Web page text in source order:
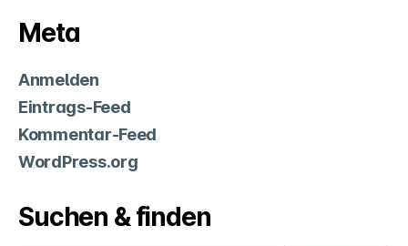
Meta
Anmelden
Eintrags-Feed
Kommentar-Feed
WordPress.org
Suchen & finden